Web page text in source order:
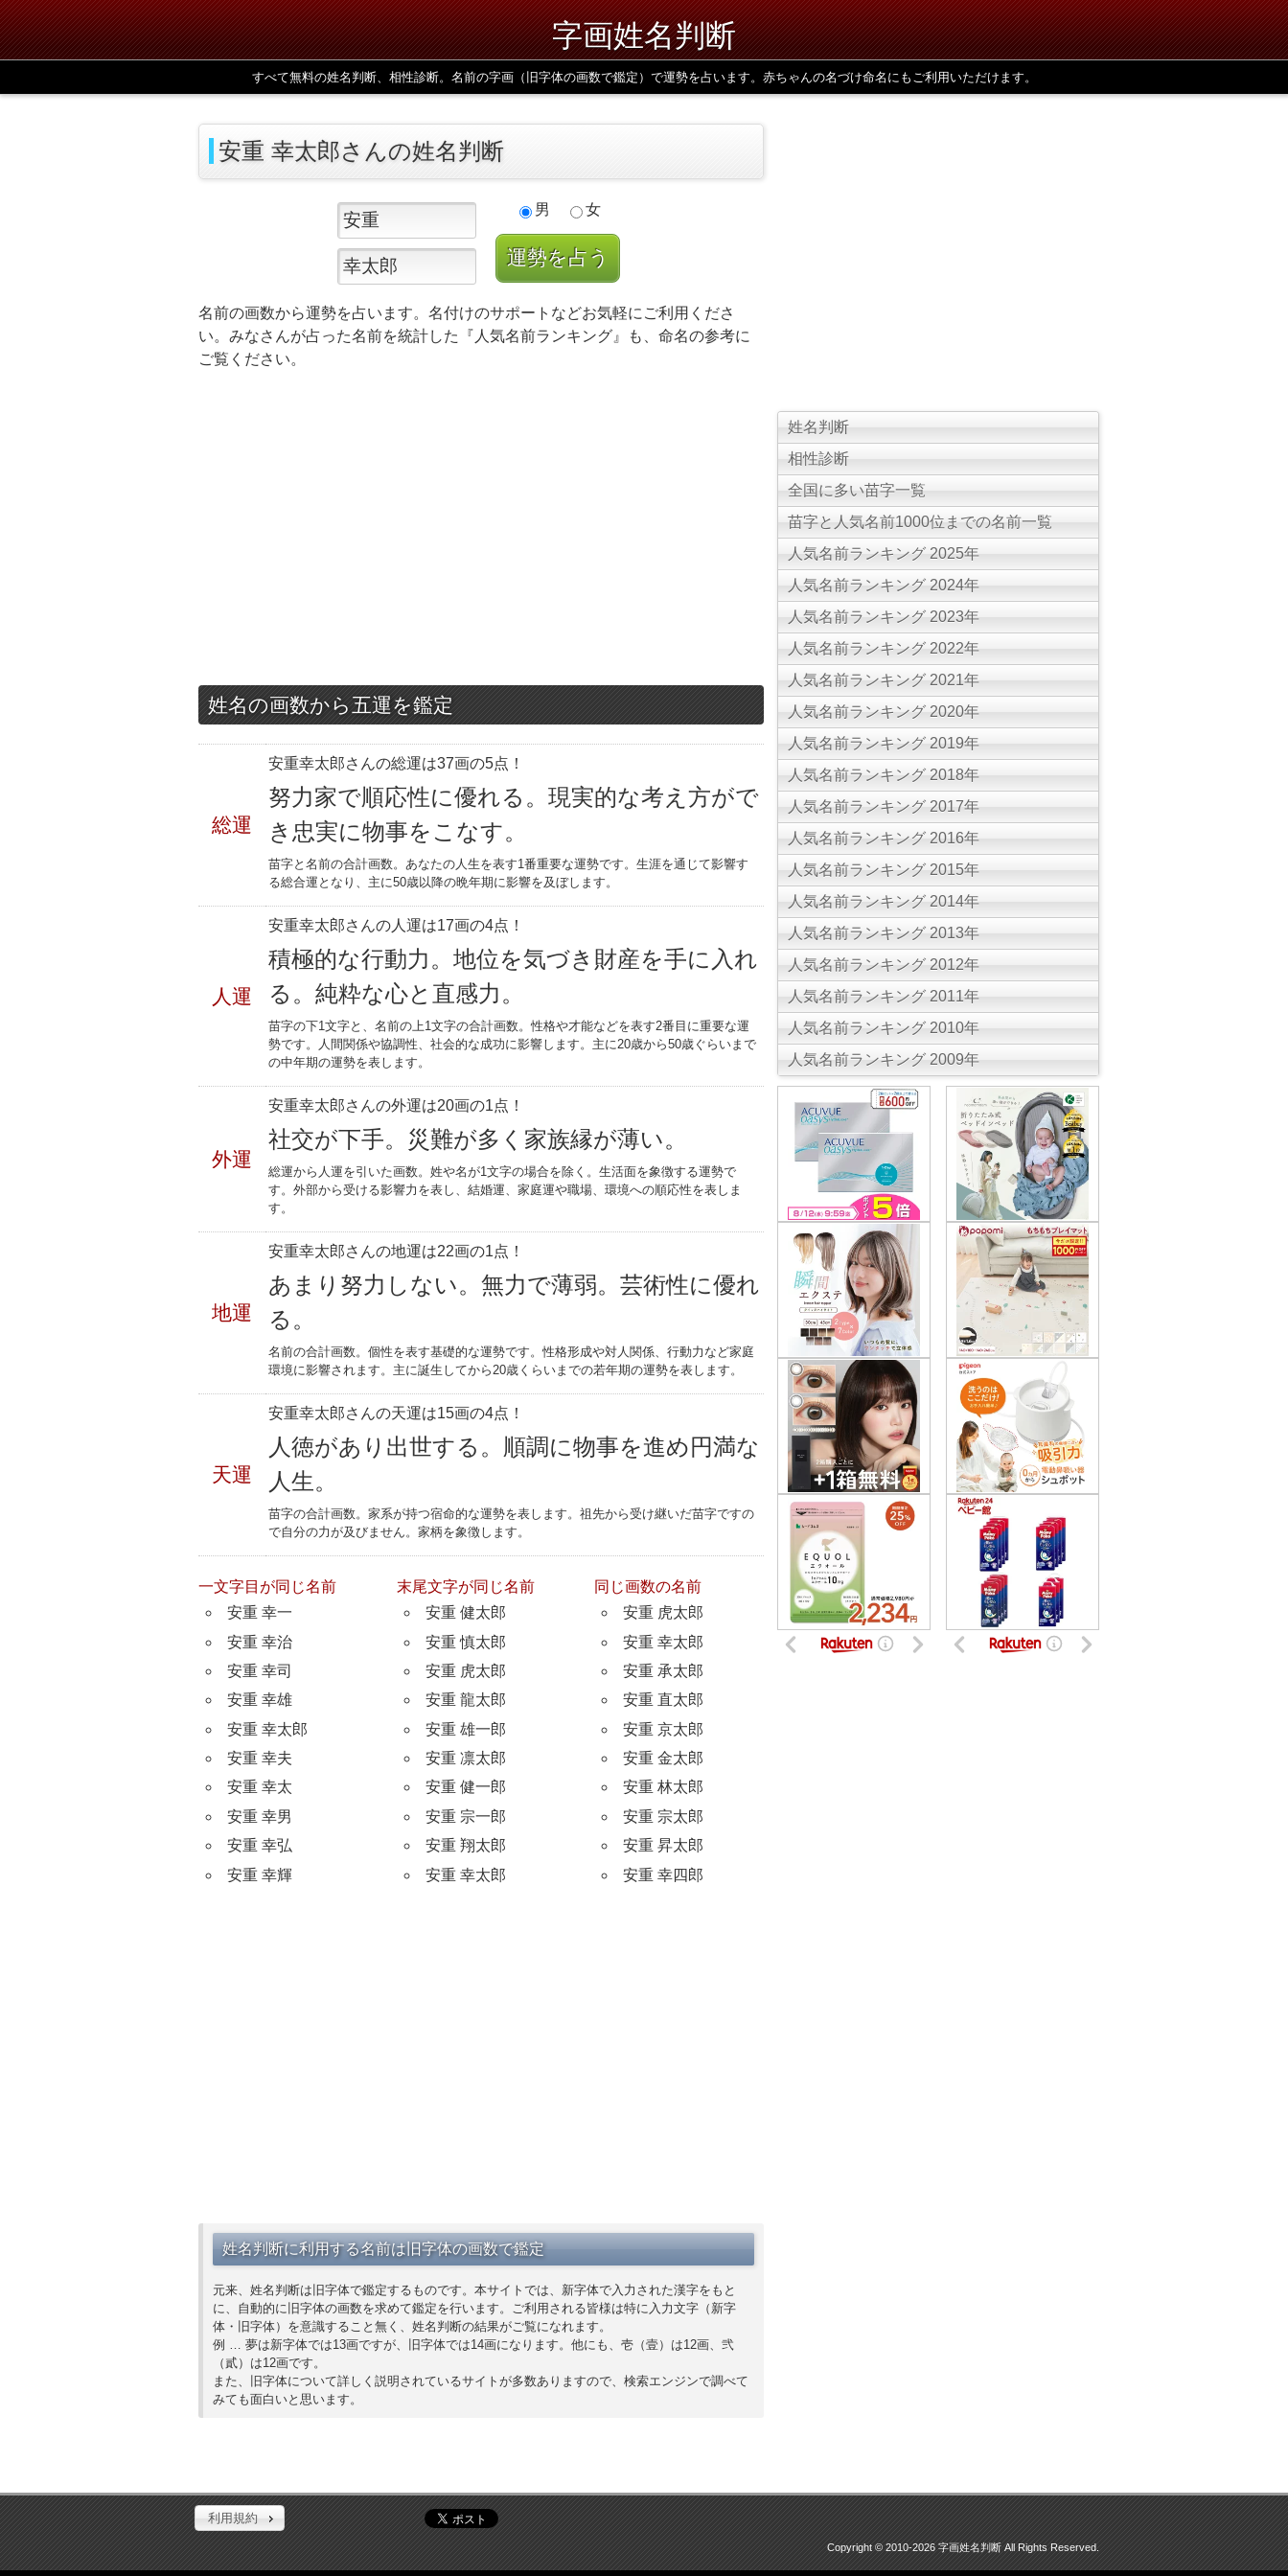
字画姓名判断
すべて無料の姓名判断、相性診断。名前の字画（旧字体の画数で鑑定）で運勢を占います。赤ちゃんの名づけ命名にもご利用いただけます。
安重 幸太郎さんの姓名判断
男 女
名前の画数から運勢を占います。名付けのサポートなどお気軽にご利用くださ
い。みなさんが占った名前を統計した『人気名前ランキング』も、命名の参考に
ご覧ください。
姓名の画数から五運を鑑定
総運
安重幸太郎さんの総運は37画の5点！
努力家で順応性に優れる。現実的な考え方がで
き忠実に物事をこなす。
苗字と名前の合計画数。あなたの人生を表す1番重要な運勢です。生涯を通じて影響す
る総合運となり、主に50歳以降の晩年期に影響を及ぼします。
人運
安重幸太郎さんの人運は17画の4点！
積極的な行動力。地位を気づき財産を手に入れ
る。純粋な心と直感力。
苗字の下1文字と、名前の上1文字の合計画数。性格や才能などを表す2番目に重要な運
勢です。人間関係や協調性、社会的な成功に影響します。主に20歳から50歳ぐらいまで
の中年期の運勢を表します。
外運
安重幸太郎さんの外運は20画の1点！
社交が下手。災難が多く家族縁が薄い。
総運から人運を引いた画数。姓や名が1文字の場合を除く。生活面を象徴する運勢で
す。外部から受ける影響力を表し、結婚運、家庭運や職場、環境への順応性を表しま
す。
地運
安重幸太郎さんの地運は22画の1点！
あまり努力しない。無力で薄弱。芸術性に優れ
る。
名前の合計画数。個性を表す基礎的な運勢です。性格形成や対人関係、行動力など家庭
環境に影響されます。主に誕生してから20歳くらいまでの若年期の運勢を表します。
天運
安重幸太郎さんの天運は15画の4点！
人徳があり出世する。順調に物事を進め円満な
人生。
苗字の合計画数。家系が持つ宿命的な運勢を表します。祖先から受け継いだ苗字ですの
で自分の力が及びません。家柄を象徴します。
一文字目が同じ名前
安重 幸一
安重 幸治
安重 幸司
安重 幸雄
安重 幸太郎
安重 幸夫
安重 幸太
安重 幸男
安重 幸弘
安重 幸輝
末尾文字が同じ名前
安重 健太郎
安重 慎太郎
安重 虎太郎
安重 龍太郎
安重 雄一郎
安重 凛太郎
安重 健一郎
安重 宗一郎
安重 翔太郎
安重 幸太郎
同じ画数の名前
安重 虎太郎
安重 幸太郎
安重 承太郎
安重 直太郎
安重 京太郎
安重 金太郎
安重 林太郎
安重 宗太郎
安重 昇太郎
安重 幸四郎
姓名判断に利用する名前は旧字体の画数で鑑定
元来、姓名判断は旧字体で鑑定するものです。本サイトでは、新字体で入力された漢字をもと
に、自動的に旧字体の画数を求めて鑑定を行います。ご利用される皆様は特に入力文字（新字
体・旧字体）を意識すること無く、姓名判断の結果がご覧になれます。
例 … 夢は新字体では13画ですが、旧字体では14画になります。他にも、壱（壹）は12画、弐
（貳）は12画です。
また、旧字体について詳しく説明されているサイトが多数ありますので、検索エンジンで調べて
みても面白いと思います。
姓名判断
相性診断
全国に多い苗字一覧
苗字と人気名前1000位までの名前一覧
人気名前ランキング 2025年
人気名前ランキング 2024年
人気名前ランキング 2023年
人気名前ランキング 2022年
人気名前ランキング 2021年
人気名前ランキング 2020年
人気名前ランキング 2019年
人気名前ランキング 2018年
人気名前ランキング 2017年
人気名前ランキング 2016年
人気名前ランキング 2015年
人気名前ランキング 2014年
人気名前ランキング 2013年
人気名前ランキング 2012年
人気名前ランキング 2011年
人気名前ランキング 2010年
人気名前ランキング 2009年
利用規約
Copyright © 2010-2026 字画姓名判断 All Rights Reserved.